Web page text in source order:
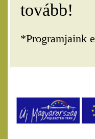
tovább!
*Programjaink